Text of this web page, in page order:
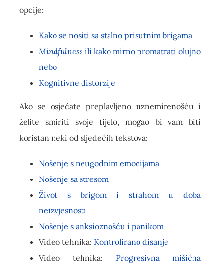
opcije:
Kako se nositi sa stalno prisutnim brigama
Mindfulness ili kako mirno promatrati olujno
nebo
Kognitivne distorzije
Ako se osjećate preplavljeno uznemirenošću i
želite smiriti svoje tijelo, mogao bi vam biti
koristan neki od sljedećih tekstova:
Nošenje s neugodnim emocijama
Nošenje sa stresom
Život s brigom i strahom u doba
neizvjesnosti
Nošenje s anksioznošću i panikom
Video tehnika: Kontrolirano disanje
Video tehnika: Progresivna mišićna